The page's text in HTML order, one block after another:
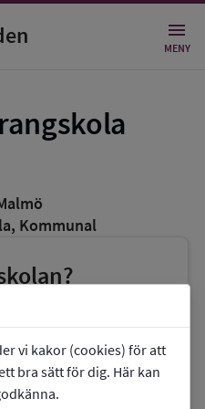
vi kakor (cookies) för att
bra sätt för dig. Här kan
MENY
, Kommunal